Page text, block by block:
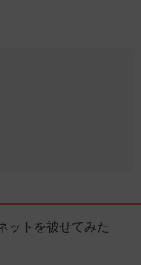
ットを被せてみた